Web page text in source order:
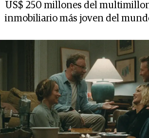
US$ 250 millones del
inmobiliario más joven del